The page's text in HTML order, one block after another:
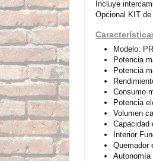
Incluye
Opcional KIT de
Modelo:
Potencia
Potencia
Consumo
Potencia
Volumen
Capacidad
Interior
Quemador
Autonomía